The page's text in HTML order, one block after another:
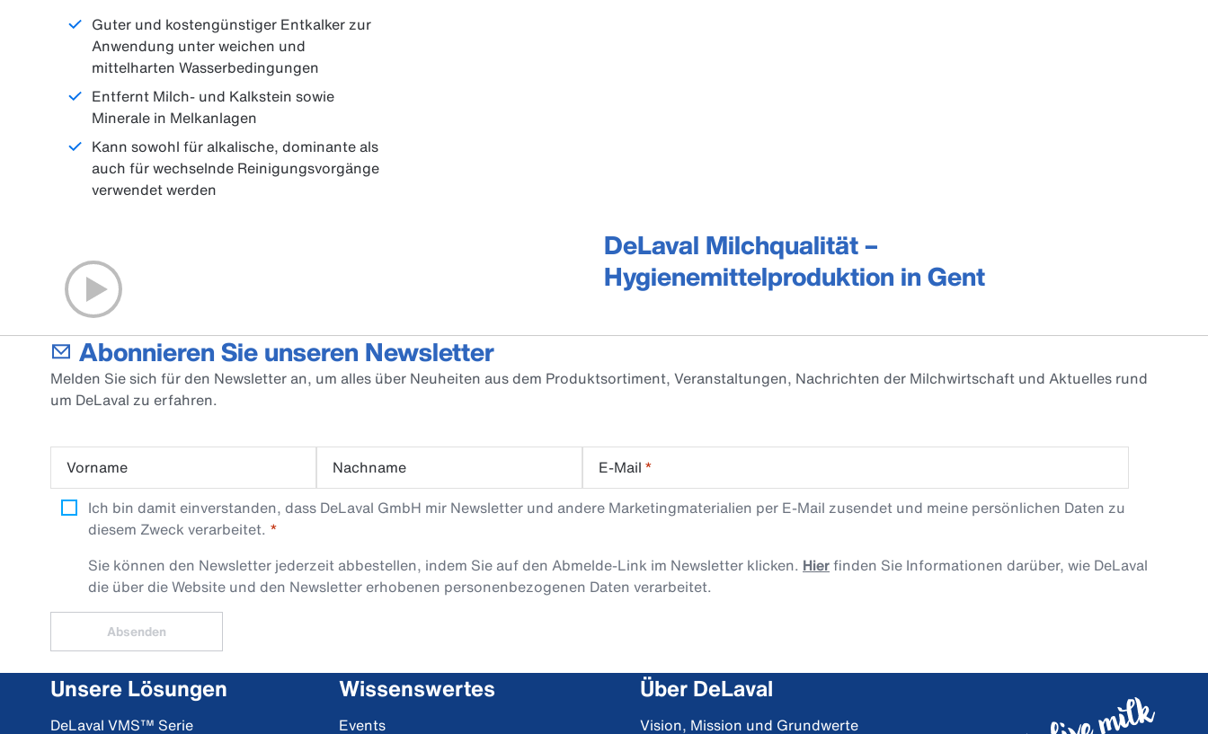
Guter und kostengünstiger Entkalker zur
Anwendung unter weichen und
mittelharten Wasserbedingungen
Entfernt Milch- und Kalkstein sowie
Minerale in Melkanlagen
Kann sowohl für alkalische, dominante als
auch für wechselnde Reinigungsvorgänge
verwendet werden
DeLaval Milchqualität –
Hygienemittelproduktion in Gent
Abonnieren Sie unseren Newsletter
Melden Sie sich für den Newsletter an, um alles über Neuheiten aus dem Produktsortiment, Veranstaltungen, Nachrichten der Milchwirtschaft und Aktuelles rund
um DeLaval zu erfahren.
Vorname Nachname E-Mail *
Ich bin damit einverstanden, dass DeLaval GmbH mir Newsletter und andere Marketingmaterialien per E-Mail zusendet und meine persönlichen Daten zu
diesem Zweck verarbeitet.
Sie können den Newsletter jederzeit abbestellen, indem Sie auf den Abmelde-Link im Newsletter klicken. Hierfinden Sie Informationen darüber, wie DeLaval
die über die Website und den Newsletter erhobenen personenbezogenen Daten verarbeitet.
Absenden
Unsere Lösungen
DeLaval VMS™ Serie
Wissenswertes
Events
Über DeLaval
Vision, Mission und Grundwerte